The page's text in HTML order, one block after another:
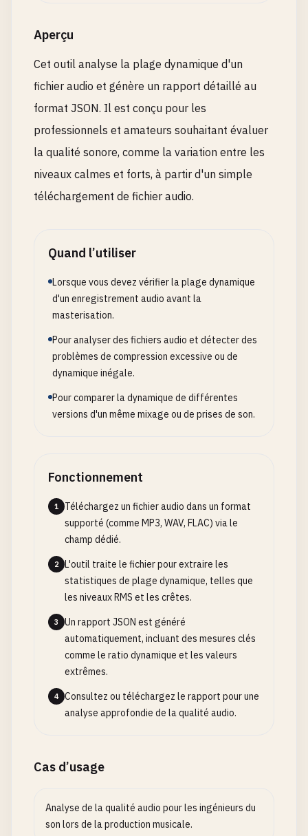
Aperçu
Cet outil analyse la plage dynamique d'un
fichier audio et génère un rapport détaillé au
format JSON. Il est conçu pour les
professionnels et amateurs souhaitant évaluer
la qualité sonore, comme la variation entre les
niveaux calmes et forts, à partir d'un simple
téléchargement de fichier audio.
Quand l’utiliser
Lorsque vous devez vérifier la plage dynamique
d'un enregistrement audio avant la
masterisation.
Pour analyser des fichiers audio et détecter des
problèmes de compression excessive ou de
dynamique inégale.
Pour comparer la dynamique de différentes
versions d'un même mixage ou de prises de son.
Fonctionnement
1
Téléchargez un fichier audio dans un format
supporté (comme MP3, WAV, FLAC) via le
champ dédié.
2
L'outil traite le fichier pour extraire les
statistiques de plage dynamique, telles que
les niveaux RMS et les crêtes.
3
Un rapport JSON est généré
automatiquement, incluant des mesures clés
comme le ratio dynamique et les valeurs
extrêmes.
4
Consultez ou téléchargez le rapport pour une
analyse approfondie de la qualité audio.
Cas d’usage
Analyse de la qualité audio pour les ingénieurs du
son lors de la production musicale.